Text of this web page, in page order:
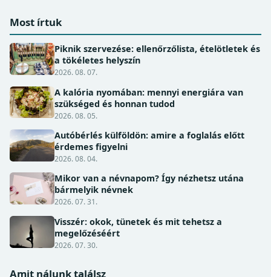
Most írtuk
Piknik szervezése: ellenőrzőlista, ételötletek és
a tökéletes helyszín
2026. 08. 07.
A kalória nyomában: mennyi energiára van
szükséged és honnan tudod
2026. 08. 05.
Autóbérlés külföldön: amire a foglalás előtt
érdemes figyelni
2026. 08. 04.
Mikor van a névnapom? Így nézhetsz utána
bármelyik névnek
2026. 07. 31.
Visszér: okok, tünetek és mit tehetsz a
megelőzéséért
2026. 07. 30.
Amit nálunk találsz